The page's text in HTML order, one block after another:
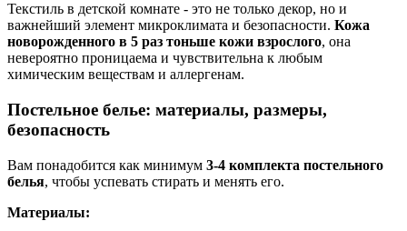
Текстиль в детской комнате - это не только декор, но и
важнейший элемент микроклимата и безопасности. Кожа
новорожденного в 5 раз тоньше кожи взрослого, она
невероятно проницаема и чувствительна к любым
химическим веществам и аллергенам.
Постельное белье: материалы, размеры,
безопасность
Вам понадобится как минимум 3-4 комплекта постельного
белья, чтобы успевать стирать и менять его.
Материалы: